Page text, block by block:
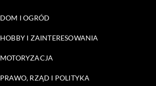
DOM I OGRÓD
HOBBY I ZAINTERESOWANIA
MOTORYZACJA
PRAWO, RZĄD I POLITYKA